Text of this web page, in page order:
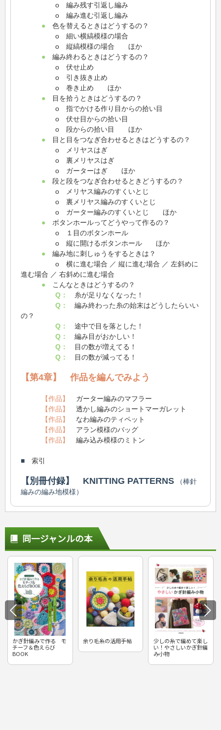
o 編み残す引返し編み
o 編み進む引返し編み
● 色を替えるときはどうするの？
o 細い横縞模様の場合
o 縦縞模様の場合 ほか
● 編み終わるときはどうするの？
o 伏せ止め
o 引き抜き止め
o 巻き止め ほか
● 目を拾うときはどうするの？
o 指でかける作り目からの拾い目
o 伏せ目からの拾い目
o 段からの拾い目 ほか
● 目と目をつなぎ合わせるときはどうするの？
o メリヤスはぎ
o 裏メリヤスはぎ
o ガーターはぎ ほか
● 段と段をつなぎ合わせるときどうするの？
o メリヤス編みのすくいとじ
o 裏メリヤス編みのすくいとじ
o ガーター編みのすくいとじ ほか
● ボタンホールってどうやって作るの？
o １目のボタンホール
o 縦に開けるボタンホール ほか
● 編み地に刺しゅうをするときは？
o 横に進む場合 ／ 縦に進む場合 ／ 左斜めに
進む場合 ／ 右斜めに進む場合
● こんなときはどうするの？
Q：
糸が足りなくなった！
Q：
編み終わった糸の始末はどうしたらいい
の？
Q：
途中で目を落とした！
Q：
編み目がおかしい！
Q：
目の数が増えてる！
Q：
目の数が減ってる！
【第4章】 作品を編んでみよう
【作品】 ガーター編みのマフラー
【作品】 透かし編みのショートマーガレット
【作品】 なわ編みのティペット
【作品】 アラン模様のバッグ
【作品】 編み込み模様のミトン
■ 索引
【別冊付録】 KNITTING PATTERNS
（棒針
編みの編み地模様）
同一ジャンルの本
かぎ針編みで作る モ
チーフ＆色えらび
BOOK
余り毛糸の活用手帖
少しの糸で編めて楽し
い！やさしいかぎ針編
み小物